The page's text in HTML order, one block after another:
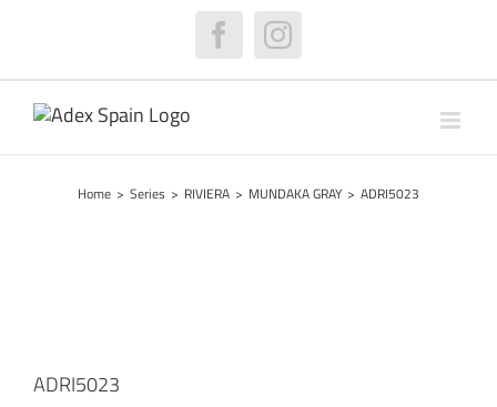
FacebookInstagram
Home > Series > RIVIERA > MUNDAKA GRAY > ADRI5023
ADRI5023